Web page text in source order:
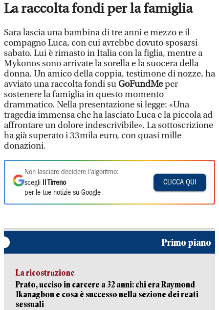
La raccolta fondi per la famiglia
Sara lascia una bambina di tre anni e mezzo e il
compagno Luca, con cui avrebbe dovuto sposarsi
sabato. Lui è rimasto in Italia con la figlia, mentre a
Mykonos sono arrivate la sorella e la suocera della
donna. Un amico della coppia, testimone di nozze, ha
avviato una raccolta fondi suGoFundMeper
sostenere la famiglia in questo momento
drammatico. Nella presentazione si legge: «Una
tragedia immensa che ha lasciato Luca e la piccola ad
affrontare un dolore indescrivibile». La sottoscrizione
ha già superato i 33mila euro, con quasi mille
donazioni.
Non lasciare decidere l'algoritmo:
scegli
Il Tirreno
per le tue notizie su Google
CLICCA QUI
Primo piano
La ricostruzione
Prato, ucciso in carcere a 32 anni: chi era Raymond
Ikanagbon e cosa è successo nella sezione dei reati
sessuali